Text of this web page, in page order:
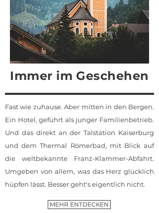
Immer im Geschehen
Fast wie zuhause. Aber mitten in den Bergen.
Ein Hotel, geführt als junger Familienbetrieb.
Und das direkt an der Talstation Kaiserburg
und dem Thermal Römerbad, mit Blick auf
die weltbekannte Franz-Klammer-Abfahrt.
Umgeben von allem, was das Herz glücklich
hüpfen lässt. Besser geht's eigentlich nicht.
MEHR ENTDECKEN